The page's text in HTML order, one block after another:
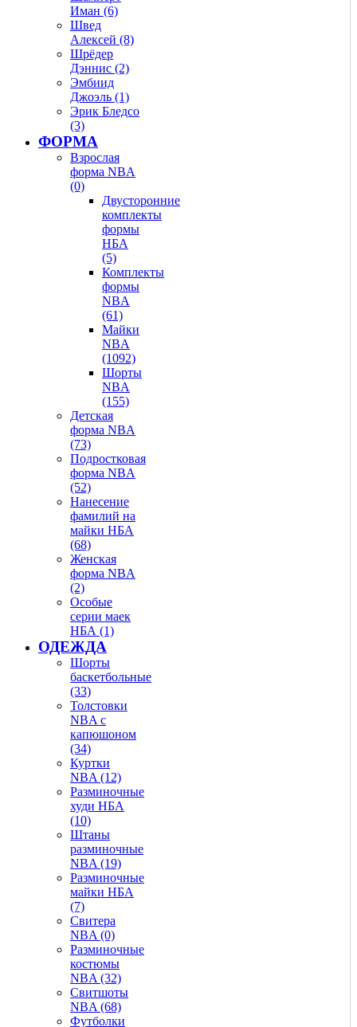
Иман (6)
Швед
Алексей (8)
Шрёдер
Дэннис (2)
Эмбиид
Джоэль (1)
Эрик Бледсо
(3)
ФОРМА
Взрослая
форма NBA
(0)
Двусторонние
комплекты
формы
НБА
(5)
Комплекты
формы
NBA
(61)
Майки
NBA
(1092)
Шорты
NBA
(155)
Детская
форма NBA
(73)
Подростковая
форма NBA
(52)
Нанесение
фамилий на
майки НБА
(68)
Женская
форма NBA
(2)
Особые
серии маек
НБА (1)
ОДЕЖДА
Шорты
баскетбольные
(33)
Толстовки
NBA с
капюшоном
(34)
Куртки
NBA (12)
Разминочные
худи НБА
(10)
Штаны
разминочные
NBA (19)
Разминочные
майки НБА
(7)
Свитера
NBA (0)
Разминочные
костюмы
NBA (32)
Свитшоты
NBA (68)
Футболки